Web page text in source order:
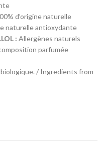
d’origine naturelle
naturelle antioxydante
: Allergènes naturels
parfumée
/ Ingredients from